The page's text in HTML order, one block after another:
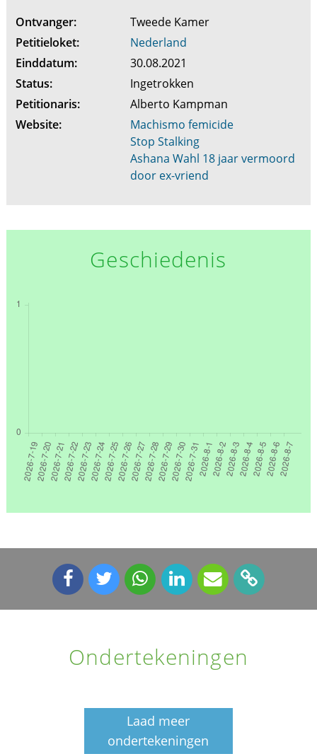
Ontvanger:
Tweede Kamer
Petitieloket:
Nederland
Einddatum:
30.08.2021
Status:
Ingetrokken
Petitionaris:
Alberto Kampman
Website:
Machismo femicide
Stop Stalking
Ashana Wahl 18 jaar vermoord
door ex-vriend
Geschiedenis
Ondertekeningen
Laad meer
ondertekeningen